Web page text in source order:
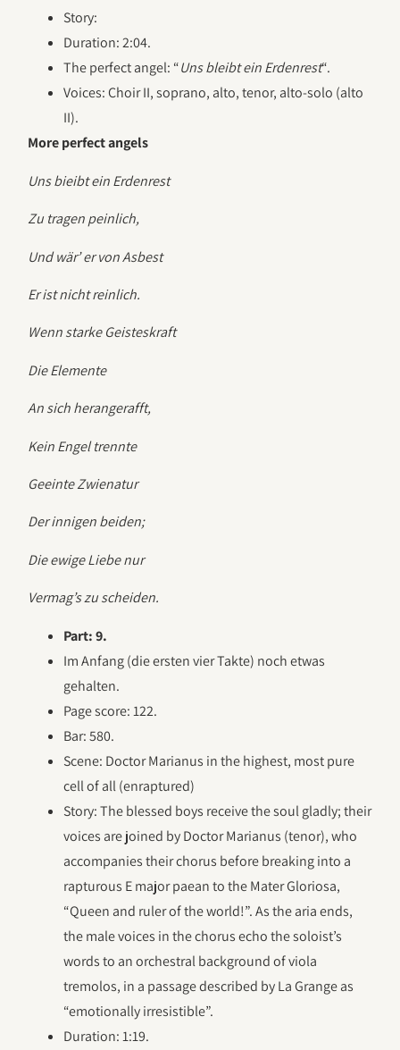
Story:
Duration: 2:04.
The perfect angel: “Uns bleibt ein Erdenrest“.
Voices: Choir II, soprano, alto, tenor, alto-solo (alto
II).
More perfect angels
Uns bieibt ein Erdenrest
Zu tragen peinlich,
Und wär’ er von Asbest
Er ist nicht reinlich.
Wenn starke Geisteskraft
Die Elemente
An sich herangerafft,
Kein Engel trennte
Geeinte Zwienatur
Der innigen beiden;
Die ewige Liebe nur
Vermag’s zu scheiden.
Part: 9.
Im Anfang (die ersten vier Takte) noch etwas
gehalten.
Page score: 122.
Bar: 580.
Scene: Doctor Marianus in the highest, most pure
cell of all (enraptured)
Story: The blessed boys receive the soul gladly; their
voices are joined by Doctor Marianus (tenor), who
accompanies their chorus before breaking into a
rapturous E major paean to the Mater Gloriosa,
“Queen and ruler of the world!”. As the aria ends,
the male voices in the chorus echo the soloist’s
words to an orchestral background of viola
tremolos, in a passage described by La Grange as
“emotionally irresistible”.
Duration: 1:19.